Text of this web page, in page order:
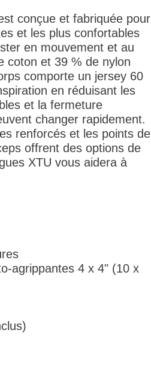
conçue et fabriquée pour
et les plus confortables
en mouvement et au
coton et 39 % de nylon
comporte un jersey 60
en réduisant les
et la fermeture
changer rapidement.
renforcés et les points de
offrent des options de
XTU vous aidera à
agrippantes 4 x 4" (10 x